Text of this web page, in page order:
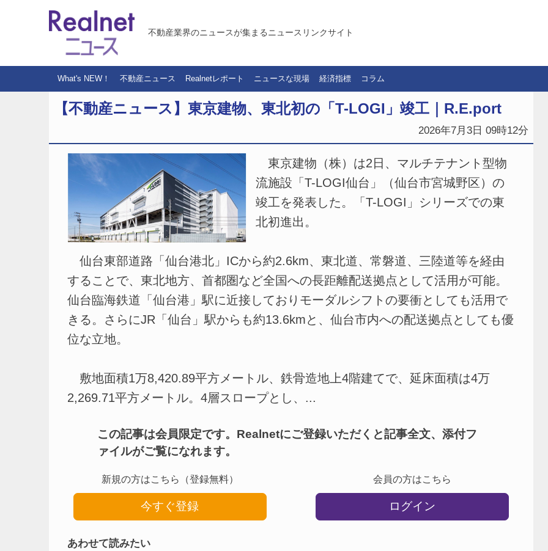
不動産業界のニュースが集まるニュースリンクサイト
What's NEW！ 不動産ニュース Realnetレポート ニュースな現場 経済指標 コラム
【不動産ニュース】東京建物、東北初の「T-LOGI」竣工｜R.E.port
2026年7月3日 09時12分
東京建物（株）は2日、マルチテナント型物
流施設「T-LOGI仙台」（仙台市宮城野区）の
竣工を発表した。「T-LOGI」シリーズでの東
北初進出。
仙台東部道路「仙台港北」ICから約2.6km、東北道、常磐道、三陸道等を経由
することで、東北地方、首都圏など全国への長距離配送拠点として活用が可能。
仙台臨海鉄道「仙台港」駅に近接しておりモーダルシフトの要衝としても活用で
きる。さらにJR「仙台」駅からも約13.6kmと、仙台市内への配送拠点としても優
位な立地。
敷地面積1万8,420.89平方メートル、鉄骨造地上4階建てで、延床面積は4万
2,269.71平方メートル。4層スロープとし、...
この記事は会員限定です。Realnetにご登録いただくと記事全文、添付フ
ァイルがご覧になれます。
新規の方はこちら（登録無料）
今すぐ登録
会員の方はこちら
ログイン
あわせて読みたい